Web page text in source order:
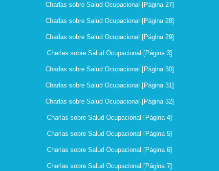
Charlas sobre Salud Ocupacional [Página 27]
Charlas sobre Salud Ocupacional [Página 28]
Charlas sobre Salud Ocupacional [Página 29]
Charlas sobre Salud Ocupacional [Página 3]
Charlas sobre Salud Ocupacional [Página 30]
Charlas sobre Salud Ocupacional [Página 31]
Charlas sobre Salud Ocupacional [Página 32]
Charlas sobre Salud Ocupacional [Página 4]
Charlas sobre Salud Ocupacional [Página 5]
Charlas sobre Salud Ocupacional [Página 6]
Charlas sobre Salud Ocupacional [Página 7]